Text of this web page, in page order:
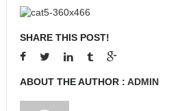
SHARE THIS POST!
ABOUT THE AUTHOR : ADMIN